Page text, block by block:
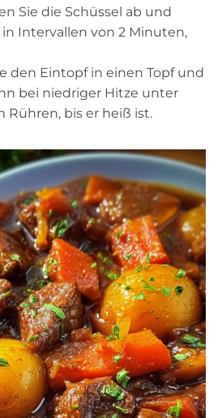
Sie die Schüssel ab und
Intervallen von 2 Minuten,
den Eintopf in einen Topf und
bei niedriger Hitze unter
bis er heiß ist.